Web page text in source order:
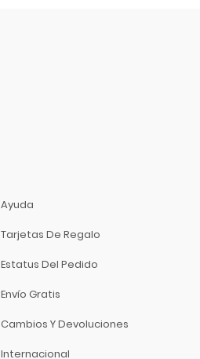
Ayuda
Tarjetas De Regalo
Estatus Del Pedido
Envío Gratis
Cambios Y Devoluciones
Internacional